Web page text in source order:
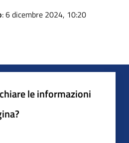
: 6 dicembre 2024, 10:20
le informazioni